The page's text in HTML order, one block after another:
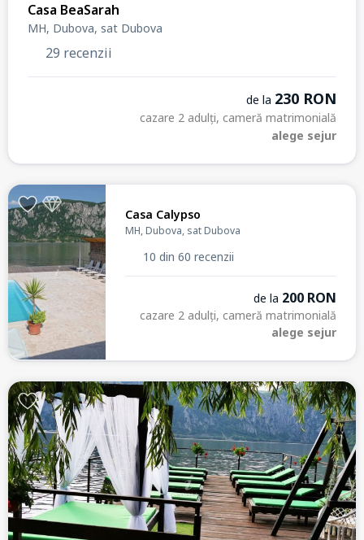
Casa BeaSarah
MH, Dubova, sat Dubova
29 recenzii
de la 230 RON
cazare 2 adulți, cameră matrimonială
alege sejur
Casa Calypso
MH, Dubova, sat Dubova
10 din 60 recenzii
de la 200 RON
cazare 2 adulți, cameră matrimonială
alege sejur